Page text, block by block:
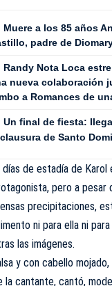
Muere a los 85 años
padre de
Randy Nota Loca
nueva colaboración
a Romances de
Un final de fiesta:
de Santo
días de estadía de Karol
pero a pesar
precipitaciones,
ni para ella ni
las imágenes.
y con cabello
la cantante, cantó,